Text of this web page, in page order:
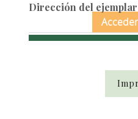
Dirección del
Acceder